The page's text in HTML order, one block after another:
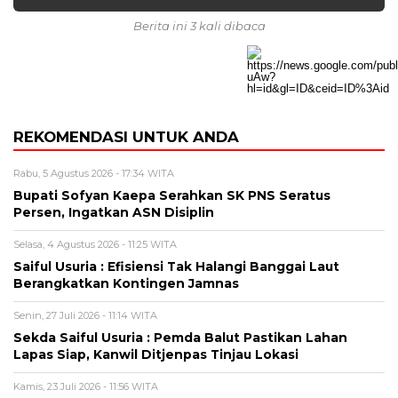
Berita ini 3 kali dibaca
REKOMENDASI UNTUK ANDA
Rabu, 5 Agustus 2026 - 17:34 WITA
Bupati Sofyan Kaepa Serahkan SK PNS Seratus
Persen, Ingatkan ASN Disiplin
Selasa, 4 Agustus 2026 - 11:25 WITA
Saiful Usuria : Efisiensi Tak Halangi Banggai Laut
Berangkatkan Kontingen Jamnas
Senin, 27 Juli 2026 - 11:14 WITA
Sekda Saiful Usuria : Pemda Balut Pastikan Lahan
Lapas Siap, Kanwil Ditjenpas Tinjau Lokasi
Kamis, 23 Juli 2026 - 11:56 WITA